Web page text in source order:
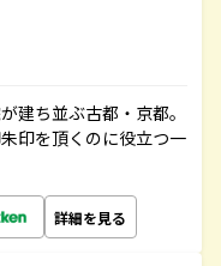
建ち並ぶ古都・京都。
印を頂くのに役立つ一
詳細を見る